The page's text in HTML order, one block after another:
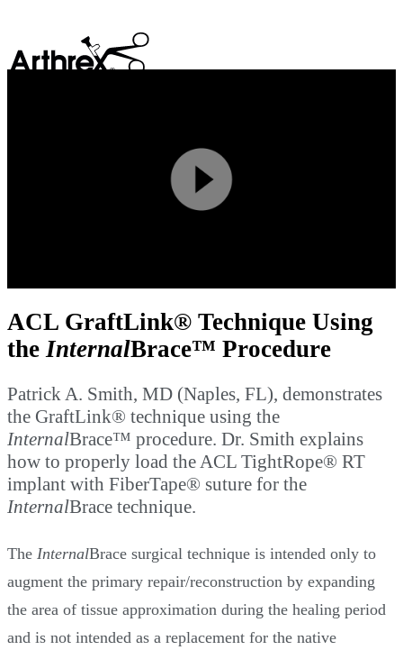
Play
Video
ACL GraftLink® Technique Using
theInternalBrace™ Procedure
Patrick A. Smith, MD (Naples, FL), demonstrates
the GraftLink® technique using the
InternalBrace™ procedure. Dr. Smith explains
how to properly load the ACL TightRope® RT
implant with FiberTape® suture for the
InternalBrace technique.
The InternalBrace surgical technique is intended only to
augment the primary repair/reconstruction by expanding
the area of tissue approximation during the healing period
and is not intended as a replacement for the native